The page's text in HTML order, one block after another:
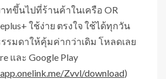
าทขึ้นไปที่ร้านค้าในเครือ OR
ใช้ง่าย ตรงใจ ใช้ได้ทุกวัน
รมดาให้คุ้มค่ากว่าเดิม โหลดเลย
และ Google Play
Zvvl/download)